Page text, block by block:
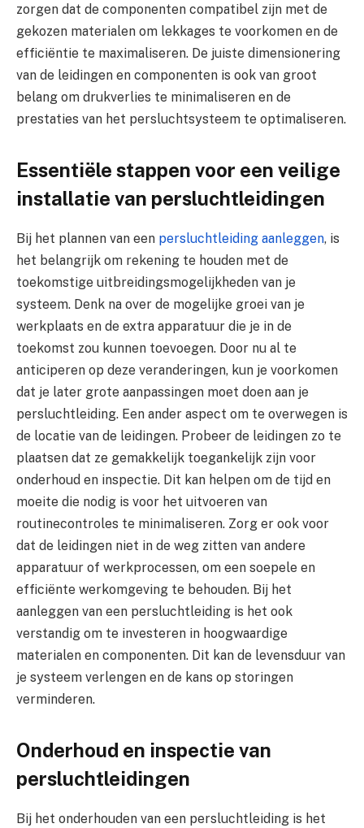
zorgen dat de componenten compatibel zijn met de
gekozen materialen om lekkages te voorkomen en de
efficiëntie te maximaliseren. De juiste dimensionering
van de leidingen en componenten is ook van groot
belang om drukverlies te minimaliseren en de
prestaties van het persluchtsysteem te optimaliseren.
Essentiële stappen voor een veilige
installatie van persluchtleidingen
Bij het plannen van een persluchtleiding aanleggen, is
het belangrijk om rekening te houden met de
toekomstige uitbreidingsmogelijkheden van je
systeem. Denk na over de mogelijke groei van je
werkplaats en de extra apparatuur die je in de
toekomst zou kunnen toevoegen. Door nu al te
anticiperen op deze veranderingen, kun je voorkomen
dat je later grote aanpassingen moet doen aan je
persluchtleiding. Een ander aspect om te overwegen is
de locatie van de leidingen. Probeer de leidingen zo te
plaatsen dat ze gemakkelijk toegankelijk zijn voor
onderhoud en inspectie. Dit kan helpen om de tijd en
moeite die nodig is voor het uitvoeren van
routinecontroles te minimaliseren. Zorg er ook voor
dat de leidingen niet in de weg zitten van andere
apparatuur of werkprocessen, om een soepele en
efficiënte werkomgeving te behouden. Bij het
aanleggen van een persluchtleiding is het ook
verstandig om te investeren in hoogwaardige
materialen en componenten. Dit kan de levensduur van
je systeem verlengen en de kans op storingen
verminderen.
Onderhoud en inspectie van
persluchtleidingen
Bij het onderhouden van een persluchtleiding is het